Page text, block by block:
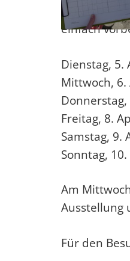
der
einfach
Dienstag, 5.
Mittwoch,
Freitag, 8.
Samstag, 9.
Sonntag,
Am
Ausstellung
Für den